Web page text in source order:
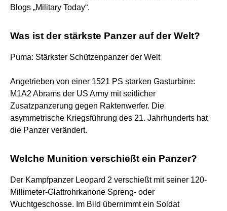
Blogs „Military Today“.
Was ist der stärkste Panzer auf der Welt?
Puma: Stärkster Schützenpanzer der Welt
Angetrieben von einer 1521 PS starken Gasturbine:
M1A2 Abrams der US Army mit seitlicher
Zusatzpanzerung gegen Raktenwerfer. Die
asymmetrische Kriegsführung des 21. Jahrhunderts hat
die Panzer verändert.
Welche Munition verschießt ein Panzer?
Der Kampfpanzer Leopard 2 verschießt mit seiner 120-
Millimeter-Glattrohrkanone Spreng- oder
Wuchtgeschosse. Im Bild übernimmt ein Soldat